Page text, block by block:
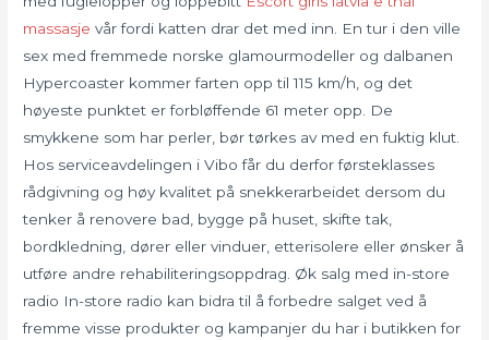
massasje vår fordi katten drar det med inn. En tur i den ville
sex med fremmede norske glamourmodeller og dalbanen
Hypercoaster kommer farten opp til 115 km/h, og det
høyeste punktet er forbløffende 61 meter opp. De
smykkene som har perler, bør tørkes av med en fuktig klut.
Hos serviceavdelingen i Vibo får du derfor førsteklasses
rådgivning og høy kvalitet på snekkerarbeidet dersom du
tenker å renovere bad, bygge på huset, skifte tak,
bordkledning, dører eller vinduer, etterisolere eller ønsker å
utføre andre rehabiliteringsoppdrag. Øk salg med in-store
radio In-store radio kan bidra til å forbedre salget ved å
fremme visse produkter og kampanjer du har i butikken for